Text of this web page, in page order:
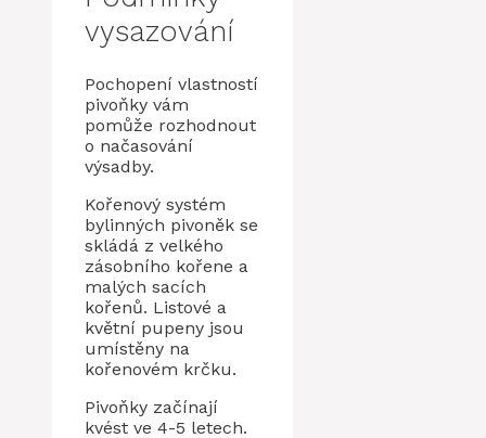
vysazování
Pochopení vlastností
pivoňky vám
pomůže rozhodnout
o načasování
výsadby.
Kořenový systém
bylinných pivoněk se
skládá z velkého
zásobního kořene a
malých sacích
kořenů. Listové a
květní pupeny jsou
umístěny na
kořenovém krčku.
Pivoňky začínají
kvést ve 4-5 letech.